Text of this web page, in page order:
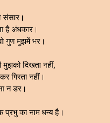
संसार।
है अंधकार।
गुण मुझमें भर।
मुझको दिखता नहीं,
गिरता नहीं।
न डर।
प्रभु का नाम धन्य है।